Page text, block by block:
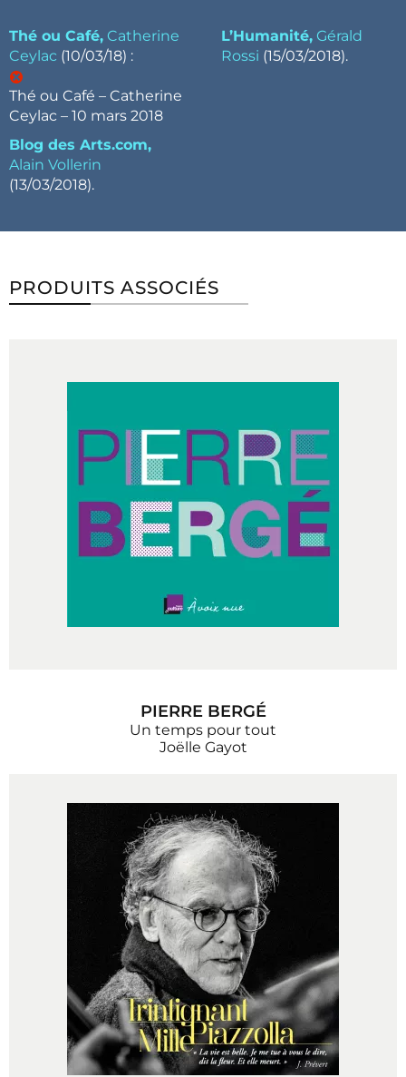
Thé ou Café, Catherine
Ceylac (10/03/18) :
Thé ou Café – Catherine
Ceylac – 10 mars 2018
Blog des Arts.com,
Alain Vollerin
(13/03/2018).
L’Humanité, Gérald
Rossi (15/03/2018).
PRODUITS ASSOCIÉS
PIERRE BERGÉ
Un temps pour tout
Joëlle Gayot